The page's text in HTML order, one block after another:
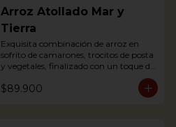
Arroz Atollado Mar y
Tierra
Exquisita combinación de arroz en
sofrito de camarones, trocitos de posta
y vegetales, finalizado con un toque de
leche de coco, cilantro y langostino a la
parrilla.
$89.900